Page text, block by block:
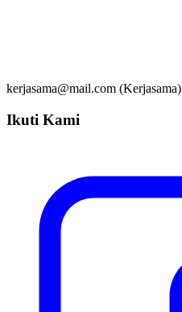
kerjasama@mail.com (Kerjasama)
Ikuti Kami